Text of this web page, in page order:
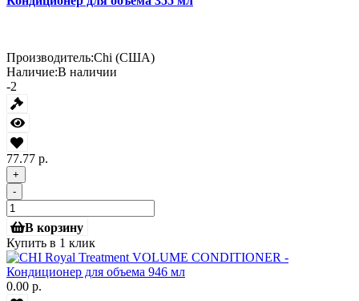
Производитель:Chi (США)
Наличие:В наличии
-2
77.77 р.
+
-
В корзину
Купить в 1 клик
0.00 р.